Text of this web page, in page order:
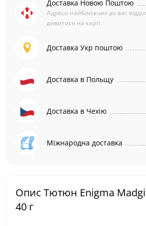
Доставка Новою Поштою
Адреси найближчих до вас
дивитися на карті
Доставка Укр поштою
Доставка в Польщу
Доставка в Чехію
Міжнародна доставка
Опис Тютюн Enigma
40 г